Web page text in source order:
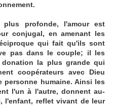
profonde, l'amour est
conjugal, en amenant les
qui fait qu'ils sont
pas dans le couple; il les
la plus grande qui
coopérateurs avec Dieu
personne humaine. Ainsi les
l'un à l'autre, donnent au-
l'enfant, reflet vivant de leur